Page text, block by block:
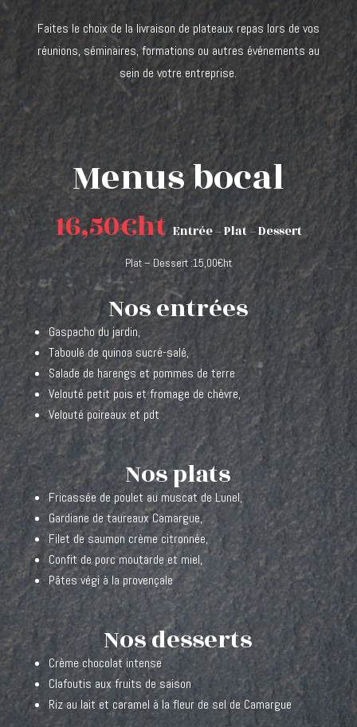
Faites le choix de la livraison de plateaux repas lors de vos
réunions, séminaires, formations ou autres événements au
sein de votre entreprise.
Menus bocal
16,50€htEntrée – Plat – Dessert
Plat – Dessert:15,00€ht
Nos entrées
Gaspacho du jardin,
Taboulé de quinoa sucré-salé,
Salade de harengs et pommes de terre
Velouté petit pois et fromage de chèvre,
Velouté poireaux et pdt
Nos plats
Fricassée de poulet au muscat de Lunel,
Gardiane de taureaux Camargue,
Filet de saumon crème citronnée,
Confit de porc moutarde et miel,
Pâtes végi à la provençale
Nos desserts
Crème chocolat intense
Clafoutis aux fruits de saison
Riz au lait et caramel à la fleur de sel de Camargue